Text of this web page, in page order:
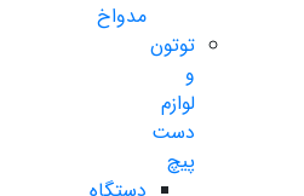
مدواخ
توتون
و
لوازم
دست
پیچ